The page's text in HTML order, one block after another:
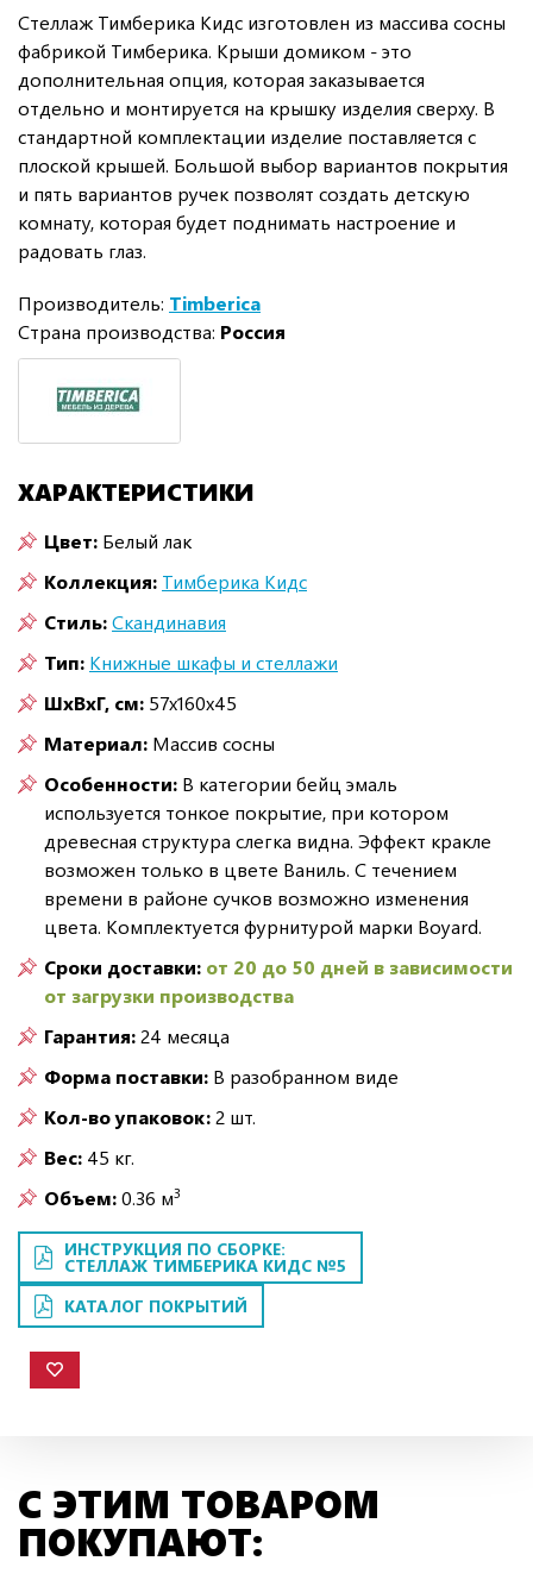
Стеллаж Тимберика Кидс изготовлен из массива сосны
фабрикой Тимберика. Крыши домиком - это
дополнительная опция, которая заказывается
отдельно и монтируется на крышку изделия сверху. В
стандартной комплектации изделие поставляется с
плоской крышей. Большой выбор вариантов покрытия
и пять вариантов ручек позволят создать детскую
комнату, которая будет поднимать настроение и
радовать глаз.
Производитель: Timberica
Страна производства: Россия
ХАРАКТЕРИСТИКИ
Цвет: Белый лак
Коллекция: Тимберика Кидс
Стиль:Скандинавия
Тип: Книжные шкафы и стеллажи
ШxВxГ, см: 57x160x45
Материал: Массив сосны
Особенности: В категории бейц эмаль
используется тонкое покрытие, при котором
древесная структура слегка видна. Эффект кракле
возможен только в цвете Ваниль. С течением
времени в районе сучков возможно изменения
цвета. Комплектуется фурнитурой марки Boyard.
Сроки доставки: от 20 до 50 дней в зависимости
от загрузки производства
Гарантия:24 месяца
Форма поставки: В разобранном виде
Кол-во упаковок:2 шт.
Вес: 45 кг.
Объем:0.36 м3
ИНСТРУКЦИЯ ПО СБОРКЕ:
СТЕЛЛАЖ ТИМБЕРИКА КИДС №5
КАТАЛОГ ПОКРЫТИЙ
С ЭТИМ ТОВАРОМ
ПОКУПАЮТ: